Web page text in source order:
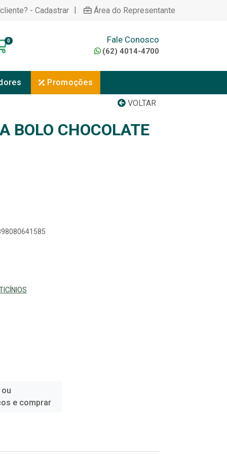
- Cadastrar | Área do Representante
0 Fale Conosco
(62) 4014-4700
Promoções
VOLTAR
BOLO CHOCOLATE
e comprar